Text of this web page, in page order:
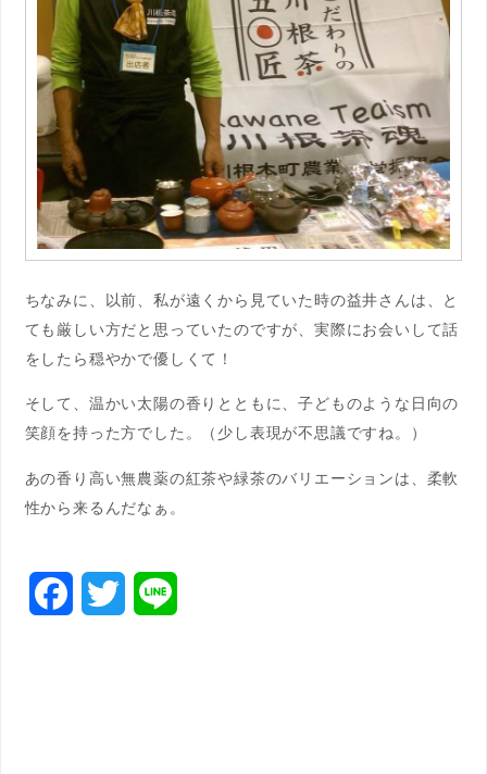
ちなみに、以前、私が遠くから見ていた時の益井さんは、と
ても厳しい方だと思っていたのですが、実際にお会いして話
をしたら穏やかで優しくて！
そして、温かい太陽の香りとともに、子どものような日向の
笑顔を持った方でした。（少し表現が不思議ですね。）
あの香り高い無農薬の紅茶や緑茶のバリエーションは、柔軟
性から来るんだなぁ。